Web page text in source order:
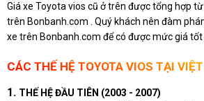
Giá xe Toyota vios cũ ở trên được tổng hợp
trên Bonbanh.com . Quý khách nên đàm
xe trên Bonbanh.com để có được mức giá tốt
CÁC THẾ HỆ TOYOTA VIOS TẠI
1. THẾ HỆ ĐẦU TIÊN (2003 - 2007)